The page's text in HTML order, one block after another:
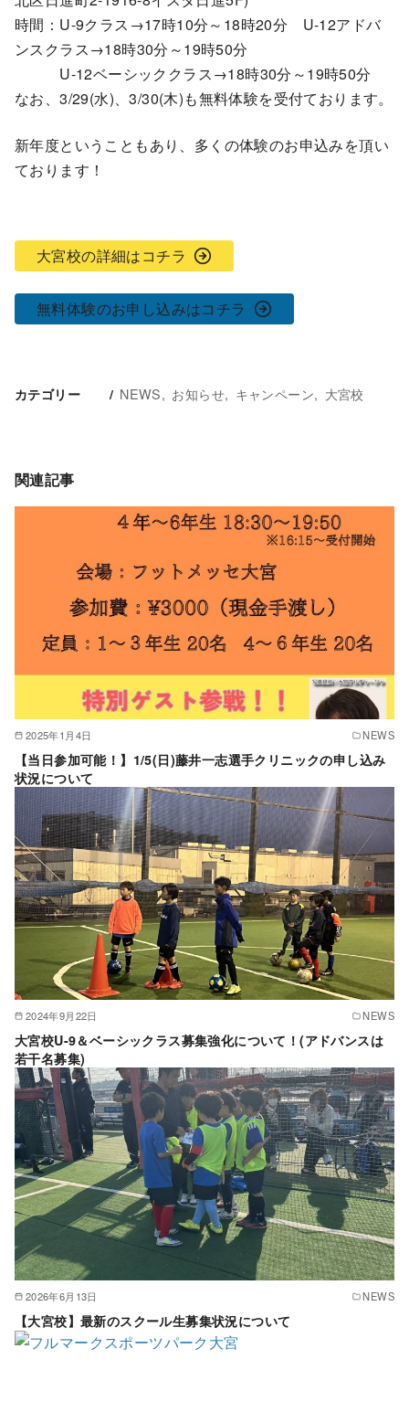
時間：U-9クラス→17時10分～18時20分 U-12アドバ
ンスクラス→18時30分～19時50分
U-12ベーシッククラス→18時30分～19時50分
なお、3/29(水)、3/30(木)も無料体験を受付ております。
新年度ということもあり、多くの体験のお申込みを頂い
ております！
大宮校の詳細はコチラ
無料体験のお申し込みはコチラ
カテゴリー NEWS お知らせ キャンペーン 大宮校
関連記事
2025年1月4日 NEWS
【当日参加可能！】1/5(日)藤井一志選手クリニックの申し込み
状況について
2024年9月22日 NEWS
大宮校U-9＆ベーシックラス募集強化について！(アドバンスは
若干名募集)
2026年6月13日 NEWS
【大宮校】最新のスクール生募集状況について